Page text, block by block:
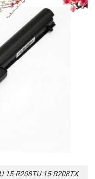
15-R208TU 15-R208TX